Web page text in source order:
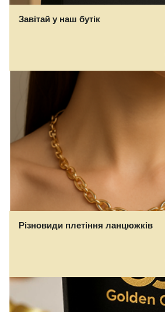
Завітай у наш бутік
Різновиди плетіння ланцюжків